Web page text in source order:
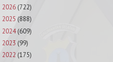
2026 (722)
2025 (888)
2024 (609)
2023 (99)
2022 (175)